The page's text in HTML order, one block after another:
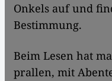
Onkels auf und
Bestimmung.
Beim Lesen hat
prallen, mit